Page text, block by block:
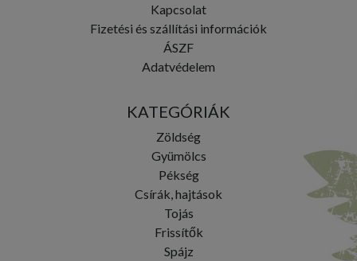
Kapcsolat
Fizetési és szállítási információk
ÁSZF
Adatvédelem
KATEGÓRIÁK
Zöldség
Gyümölcs
Pékség
Csírák, hajtások
Tojás
Frissítők
Spájz